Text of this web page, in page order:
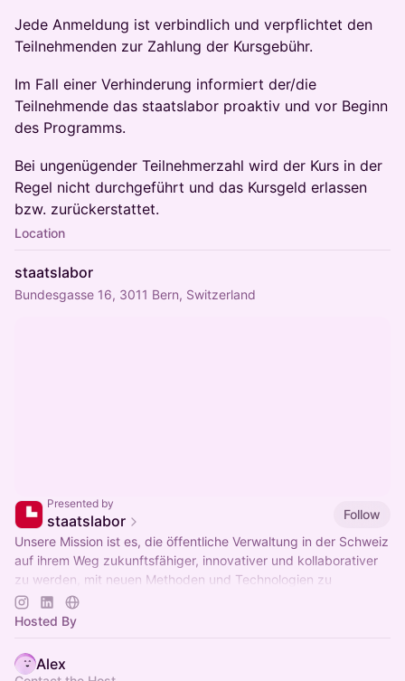
Jede Anmeldung ist verbindlich und verpflichtet den
Teilnehmenden zur Zahlung der Kursgebühr.
Im Fall einer Verhinderung informiert der/die
Teilnehmende das staatslabor proaktiv und vor Beginn
des Programms.
Bei ungenügender Teilnehmerzahl wird der Kurs in der
Regel nicht durchgeführt und das Kursgeld erlassen
bzw. zurückerstattet.
Location
staatslabor
Bundesgasse 16, 3011 Bern, Switzerland
Presented by
staatslabor
Follow
Unsere Mission ist es, die öffentliche Verwaltung in der Schweiz
auf ihrem Weg zukunftsfähiger, innovativer und kollaborativer
zu werden, mit neuen Methoden und Technologien zu
unterstützen.
Hosted By
Alex